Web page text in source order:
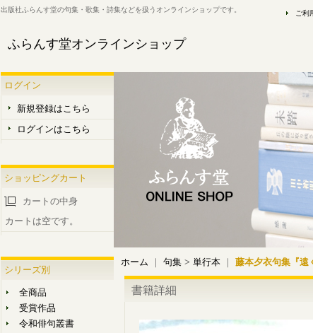
出版社ふらんす堂の句集・歌集・詩集などを扱うオンラインショップです。
ふらんす堂オンラインショップ
ご利
ログイン
新規登録はこちら
ログインはこちら
ショッピングカート
カートの中身
カートは空です。
シリーズ別
全商品
受賞作品
令和俳句叢書
ホーム ｜ 句集 > 単行本 ｜ 藤本夕衣句集『遠
書籍詳細